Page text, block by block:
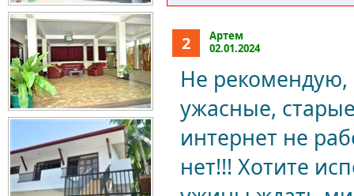
2
Артем
02.01.2024
Не рекомендую,
ужасные,
интернет не
нет!!! Хотите